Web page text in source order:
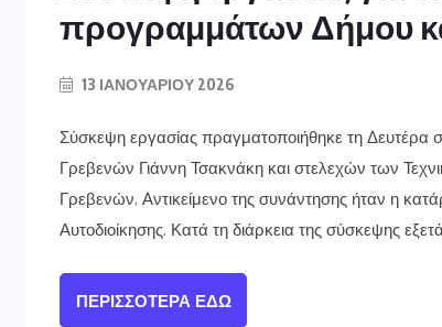
προγραμμάτων Δήμου
13 ΙΑΝΟΥΑΡΊΟΥ 2026
Σύσκεψη εργασίας πραγματοποιήθηκε τη Δευτέρα
Γρεβενών Γιάννη Τσακνάκη και στελεχών των
Γρεβενών. Αντικείμενο της συνάντησης ήταν η
Αυτοδιοίκησης. Κατά τη διάρκεια της σύσκεψης
ΠΕΡΙΣΣΌΤΕΡΑ ΕΔΏ